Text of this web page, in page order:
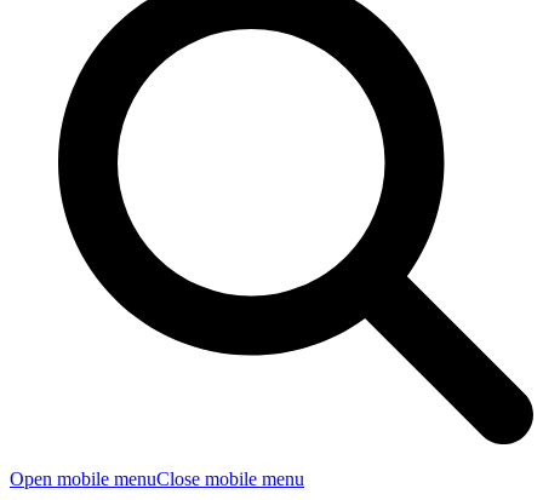
Open mobile menuClose mobile menu